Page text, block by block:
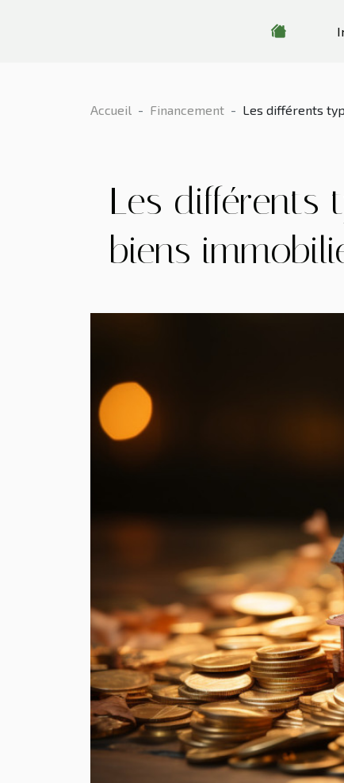
Accueil Financement Les différents
Les différents
biens